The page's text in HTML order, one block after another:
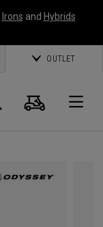
Irons and Hybrids
OUTLET
Panier